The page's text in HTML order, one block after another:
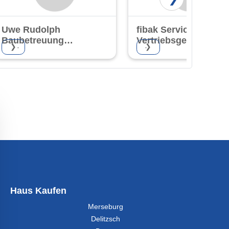
Uwe Rudolph
Baubetreuung
GmbH
❯
fibak Service- und
Vertriebsgesellschaft
mbH
❯
Haus Kaufen
Merseburg
Delitzsch